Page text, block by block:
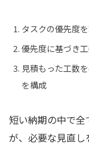
タスクの優先度
優先度に基づき
見積もった工数
を構成
短い納期の中で
が、必要な見直し